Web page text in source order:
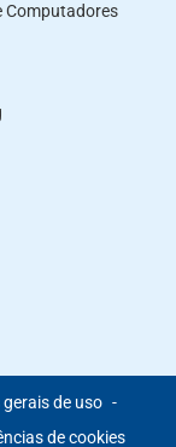
Computadores
de uso -
de cookies